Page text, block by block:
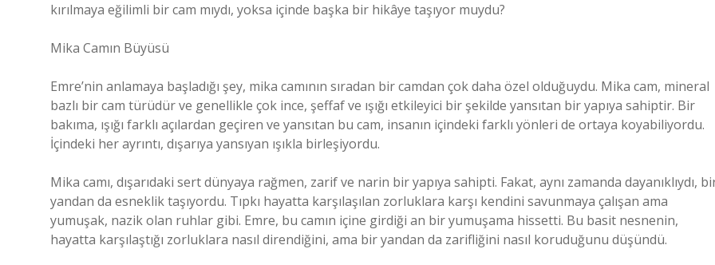
kırılmaya eğilimli bir cam mıydı, yoksa içinde başka bir hikâye taşıyor muydu?
Mika Camın Büyüsü
Emre’nin anlamaya başladığı şey, mika camının sıradan bir camdan çok daha özel olduğuydu. Mika cam, mineral
bazlı bir cam türüdür ve genellikle çok ince, şeffaf ve ışığı etkileyici bir şekilde yansıtan bir yapıya sahiptir. Bir
bakıma, ışığı farklı açılardan geçiren ve yansıtan bu cam, insanın içindeki farklı yönleri de ortaya koyabiliyordu.
İçindeki her ayrıntı, dışarıya yansıyan ışıkla birleşiyordu.
Mika camı, dışarıdaki sert dünyaya rağmen, zarif ve narin bir yapıya sahipti. Fakat, aynı zamanda dayanıklıydı,
yandan da esneklik taşıyordu. Tıpkı hayatta karşılaşılan zorluklara karşı kendini savunmaya çalışan ama
yumuşak, nazik olan ruhlar gibi. Emre, bu camın içine girdiği an bir yumuşama hissetti. Bu basit nesnenin,
hayatta karşılaştığı zorluklara nasıl direndiğini, ama bir yandan da zarifliğini nasıl koruduğunu düşündü.